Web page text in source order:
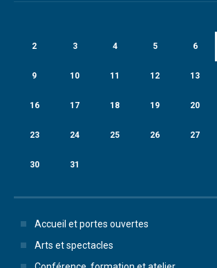
2 3 4 5 6
9 10 11 12 13
16 17 18 19 20
23 24 25 26 27
30 31
Accueil et portes ouvertes
Arts et spectacles